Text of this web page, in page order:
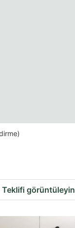
)
Teklifi görüntüleyin